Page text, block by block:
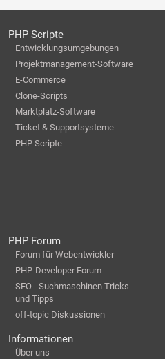
PHP Scripte
Entwicklungsumgebungen
Projektmanagement-Software
E-Commerce
Clone-Scripts
Marktplatz-Software
Ticket & Supportsysteme
PHP Scripte
PHP Forum
Forum für Webentwickler
PHP-Developer Forum
SEO - Suchmaschinen Tricks
und Tipps
off-topic Diskussionen
Informationen
Über uns